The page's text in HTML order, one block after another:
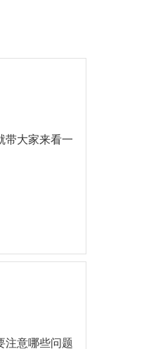
带大家来看一
注意哪些问题